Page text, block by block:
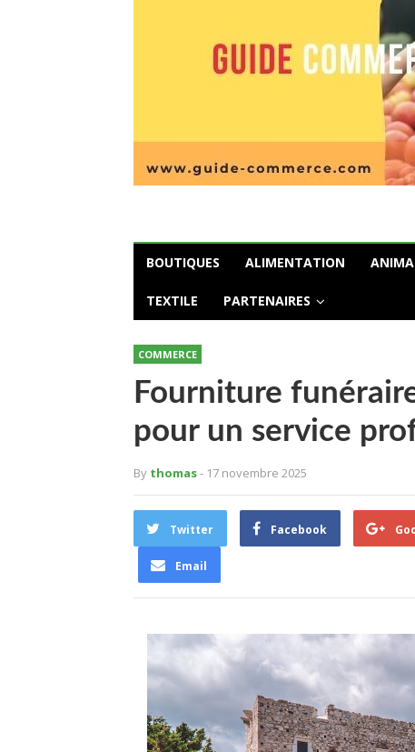
BOUTIQUES ALIMENTATION
TEXTILE PARTENAIRES
COMMERCE
Fourniture
pour un service
By thomas- 17 novembre 2025
Twitter Facebook
Email